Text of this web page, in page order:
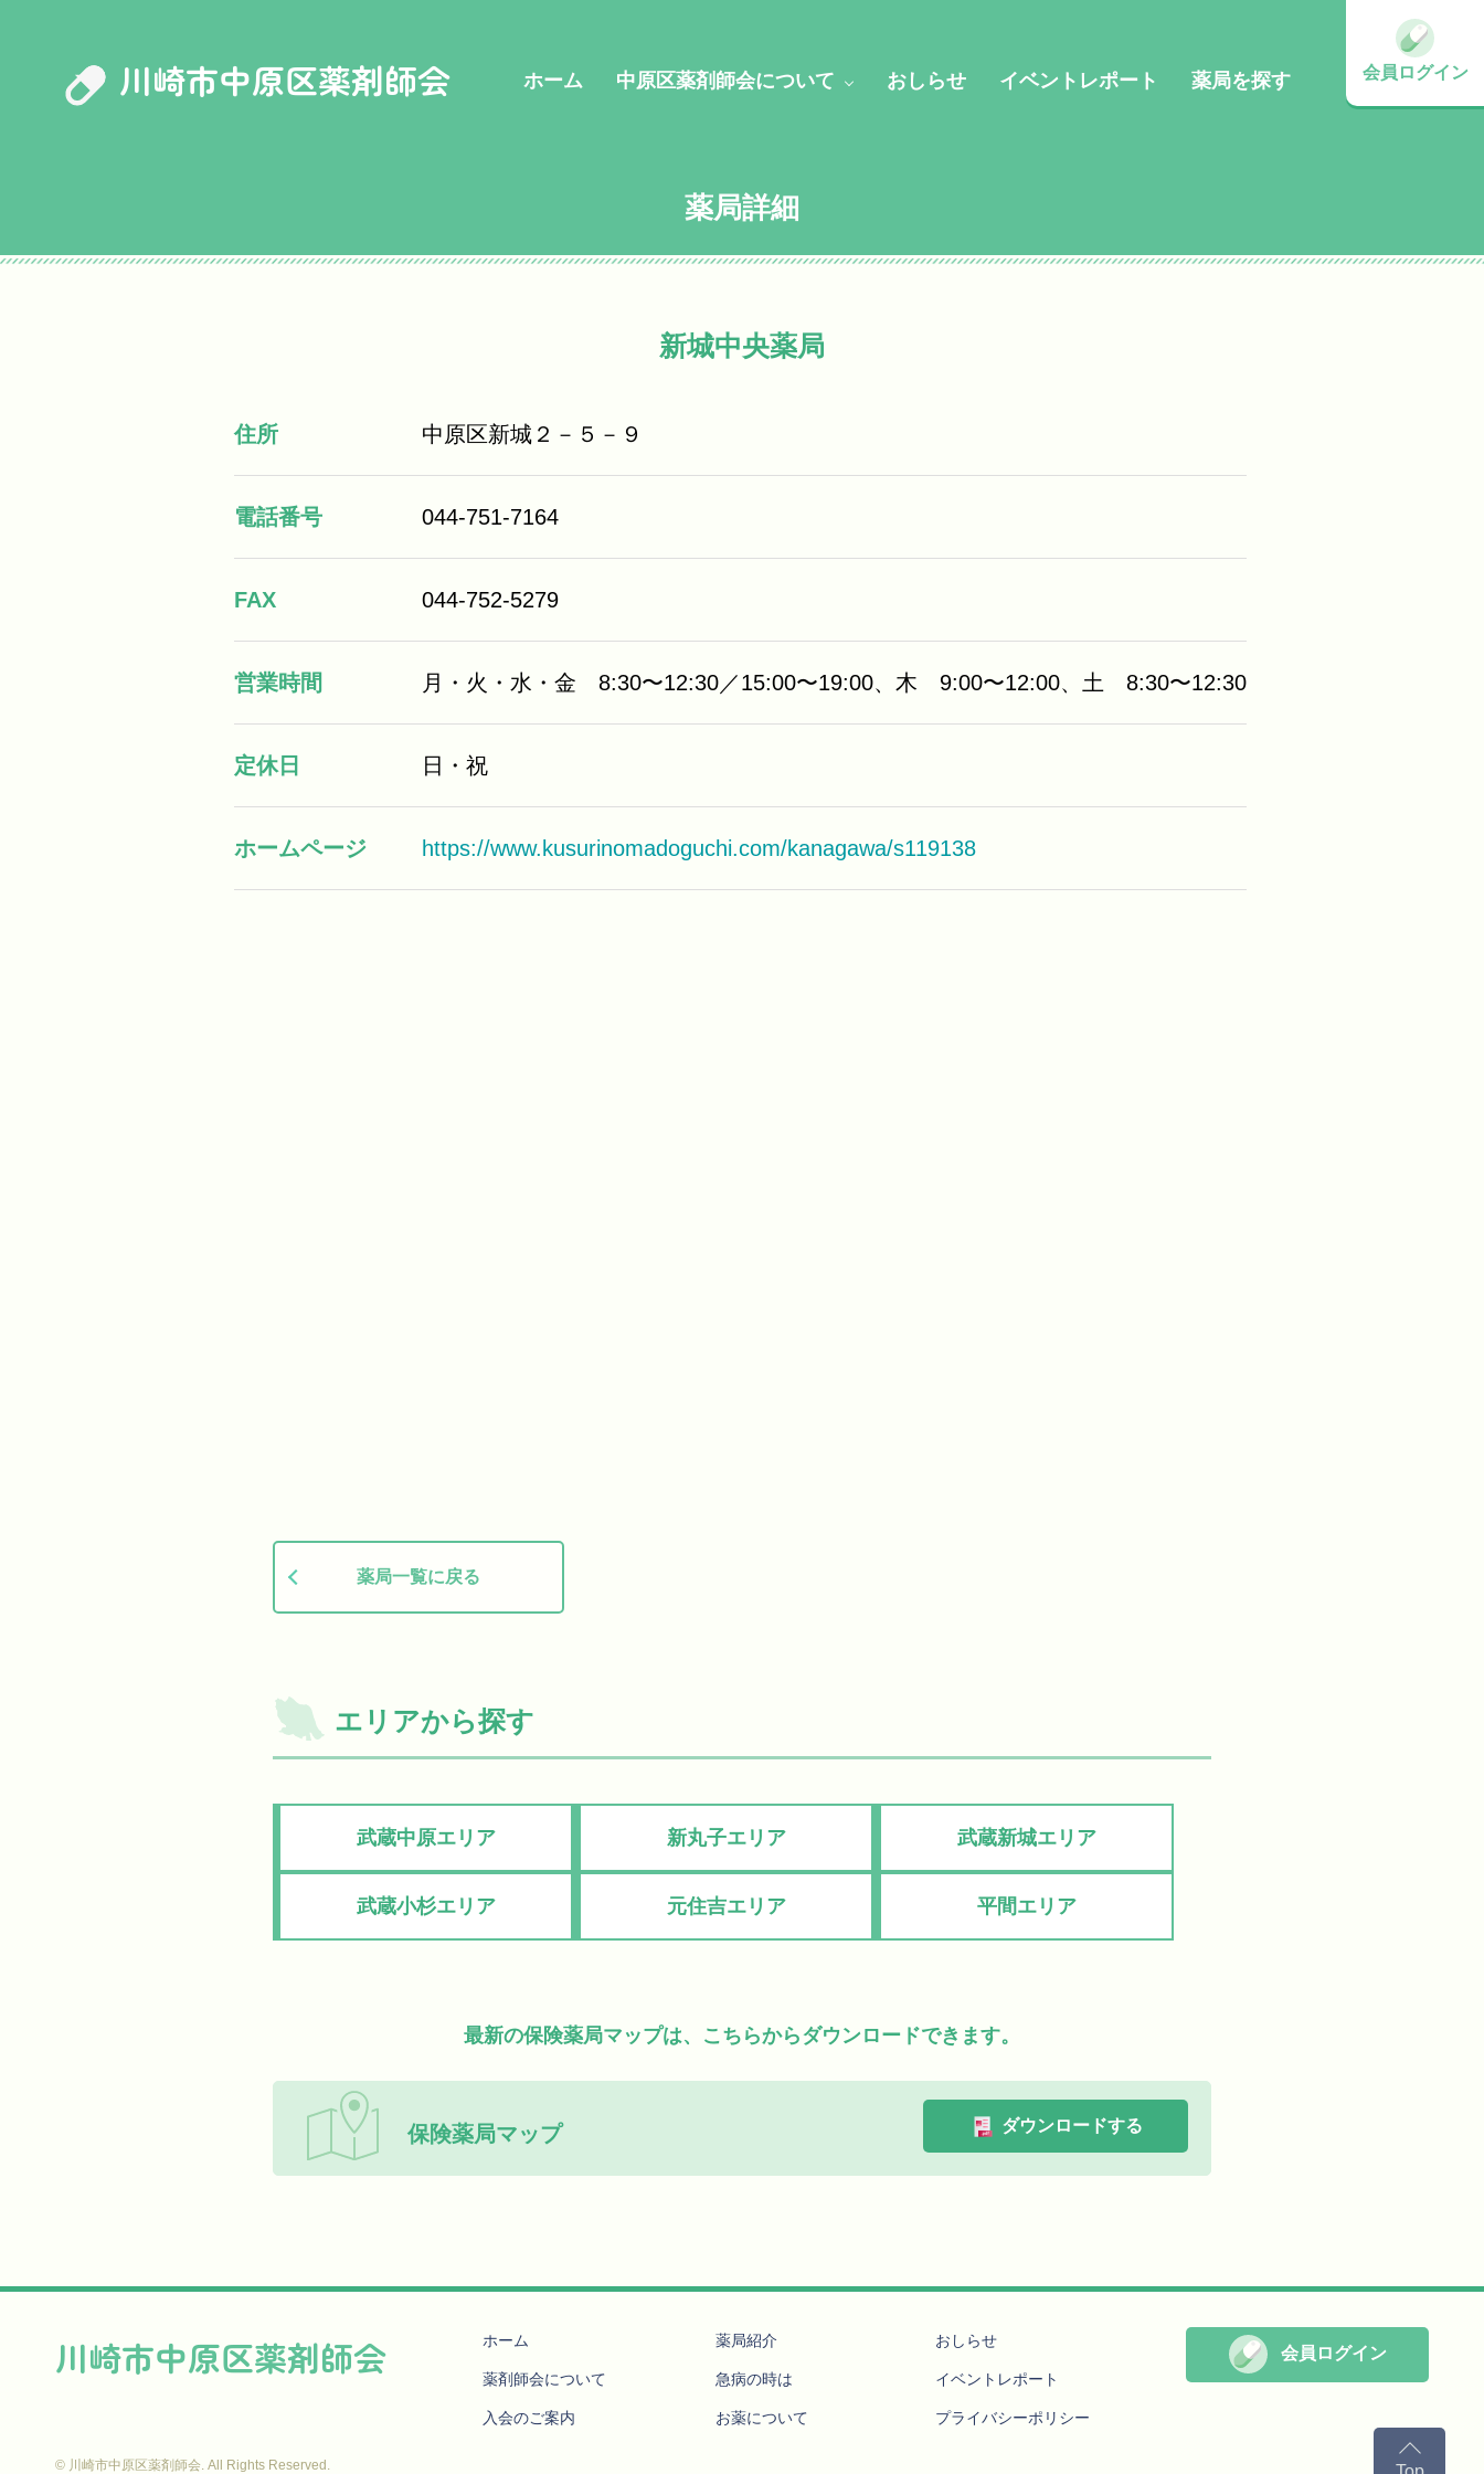
川崎市中原区薬剤師会 ホーム 中原区薬剤師会について おしらせ イベントレポート 薬局を探す 会員ログイン
薬局詳細
新城中央薬局
住所 中原区新城２－５－９
電話番号 044-751-7164
FAX 044-752-5279
営業時間 月・火・水・金 8:30〜12:30／15:00〜19:00、木 9:00〜12:00、土 8:30〜12:30
定休日 日・祝
ホームページ https://www.kusurinomadoguchi.com/kanagawa/s119138
薬局一覧に戻る
エリアから探す
武蔵中原エリア 新丸子エリア 武蔵新城エリア
武蔵小杉エリア 元住吉エリア 平間エリア
最新の保険薬局マップは、こちらからダウンロードできます。
保険薬局マップ ダウンロードする
川崎市中原区薬剤師会 ホーム
薬剤師会について
入会のご案内
薬局紹介
急病の時は
お薬について
おしらせ
イベントレポート
プライバシーポリシー
会員ログイン
© 川崎市中原区薬剤師会. All Rights Reserved.